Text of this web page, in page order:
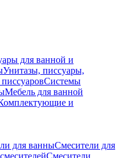
для ванной и
Унитазы, писсуары,
Системы
Мебель для ванной
и
для ванныСмесители для
Смесители